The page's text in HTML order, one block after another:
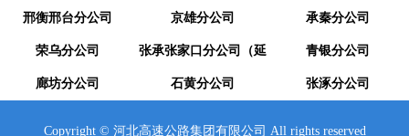
邢衡邢台分公司 京雄分公司 承秦分公司
荣乌分公司 张承张家口分公司（延
崇分公司）
青银分公司
廊坊分公司 石黄分公司 张涿分公司
Copyright © 河北高速公路集团有限公司 All rights reserved